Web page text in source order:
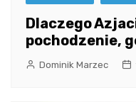
Dlaczego
pochodzenie,
Dominik Marzec